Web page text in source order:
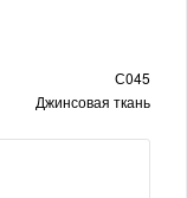
С045
Джинсовая ткань